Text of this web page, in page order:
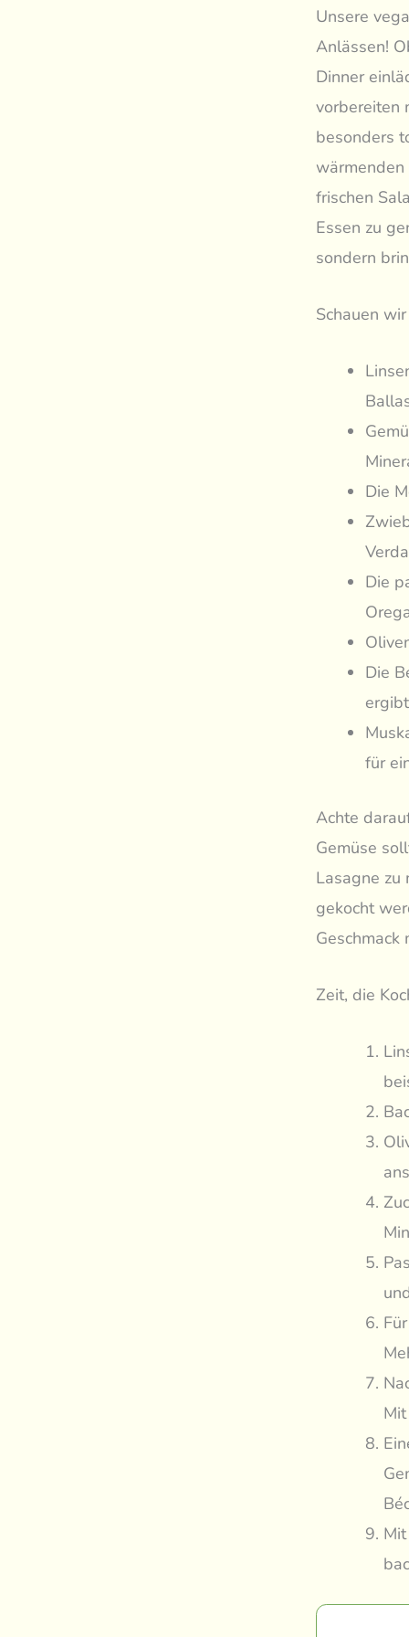
Unsere
Anlässen!
Dinner
vorbereiten
besonders
frischen
Essen zu
sondern
Schauen
Die
Die
Die
für
Achte
Gemüse
Lasagne zu
gekocht
Zeit, die